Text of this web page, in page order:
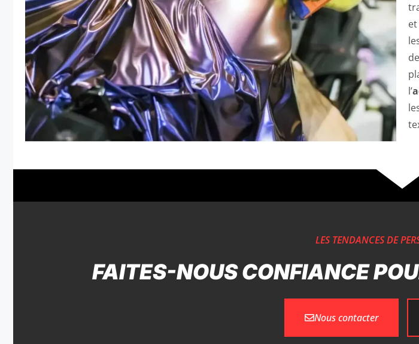
l’
LES TENDANCES DE
FAITES-NOUS CONFIANCE
Nous contacter